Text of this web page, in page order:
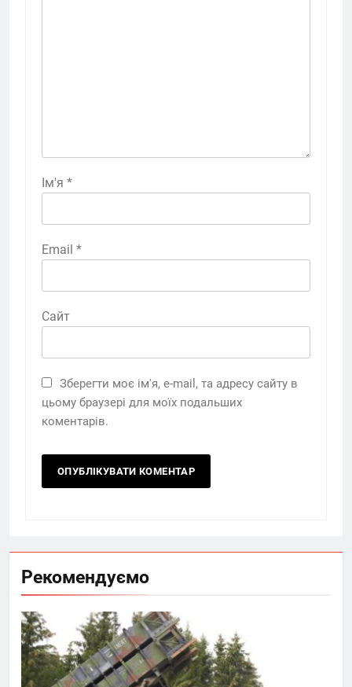
Ім'я *
Email *
Сайт
Зберегти моє ім'я, e-mail, та адресу сайту в
цьому браузері для моїх подальших
коментарів.
Рекомендуємо